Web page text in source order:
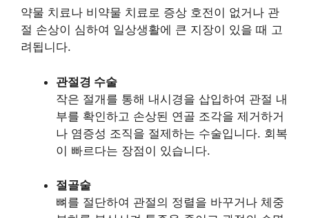
약물 치료나 비약물 치료로 증상 호전이 없거나 관
절 손상이 심하여 일상생활에 큰 지장이 있을 때 고
려됩니다.
관절경 수술
작은 절개를 통해 내시경을 삽입하여 관절 내
부를 확인하고 손상된 연골 조각을 제거하거
나 염증성 조직을 절제하는 수술입니다. 회복
이 빠르다는 장점이 있습니다.
절골술
뼈를 절단하여 관절의 정렬을 바꾸거나 체중